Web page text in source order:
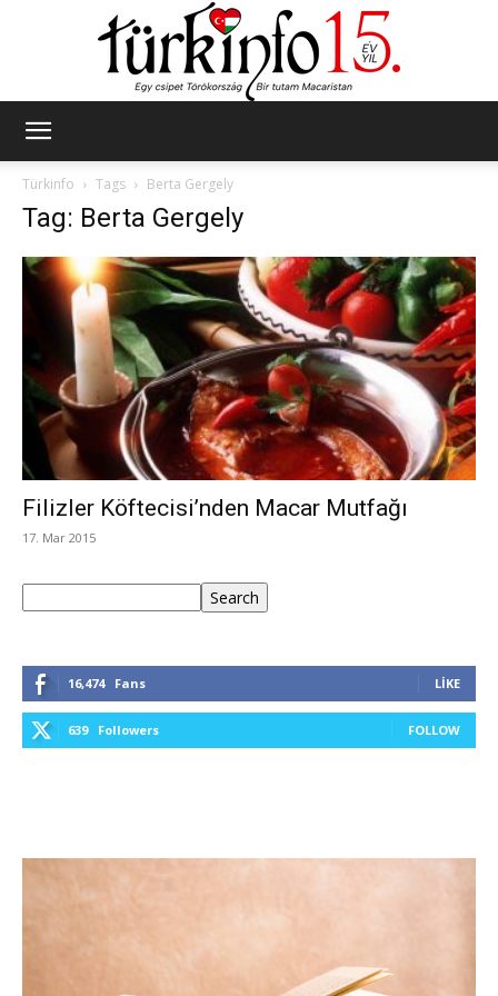
Türkinfo
Tags Berta Gergely
Tag: Berta Gergely
Filizler Köftecisi’nden Macar Mutfağı
17. Mar 2015
Search
16,474 Fans LIKE
639 Followers FOLLOW